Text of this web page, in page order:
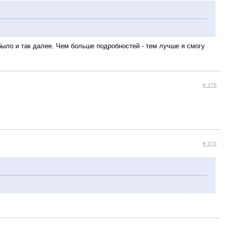
и так далее. Чем больше подробностей - тем лучше я смогу
# 378
# 379